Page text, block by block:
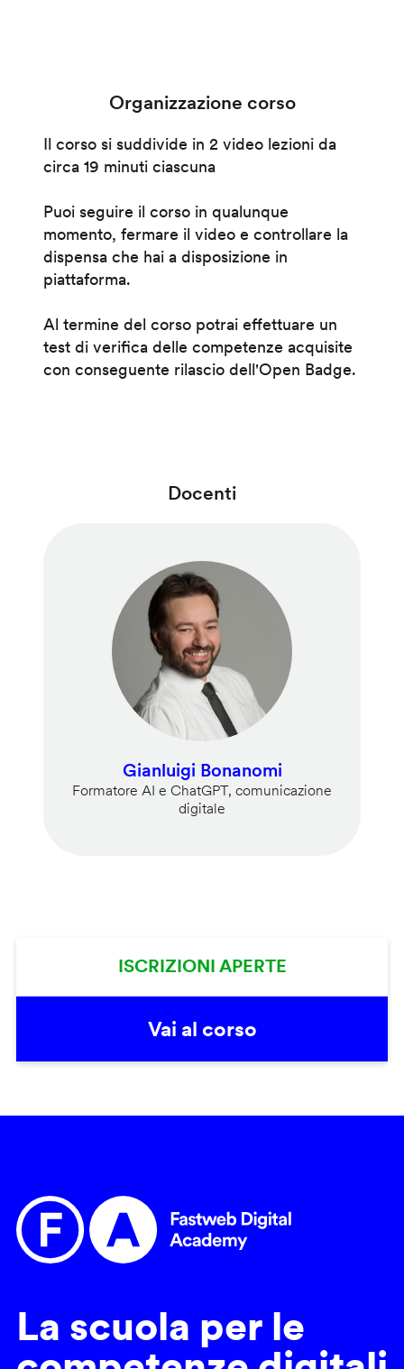
Organizzazione corso
Il corso si suddivide in 2 video lezioni da
circa 19 minuti ciascuna
Puoi seguire il corso in qualunque
momento, fermare il video e controllare la
dispensa che hai a disposizione in
piattaforma.
Al termine del corso potrai effettuare un
test di verifica delle competenze acquisite
con conseguente rilascio dell'Open Badge.
Docenti
Gianluigi Bonanomi
Formatore AI e ChatGPT, comunicazione
digitale
ISCRIZIONI APERTE
Vai al corso
La scuola per le